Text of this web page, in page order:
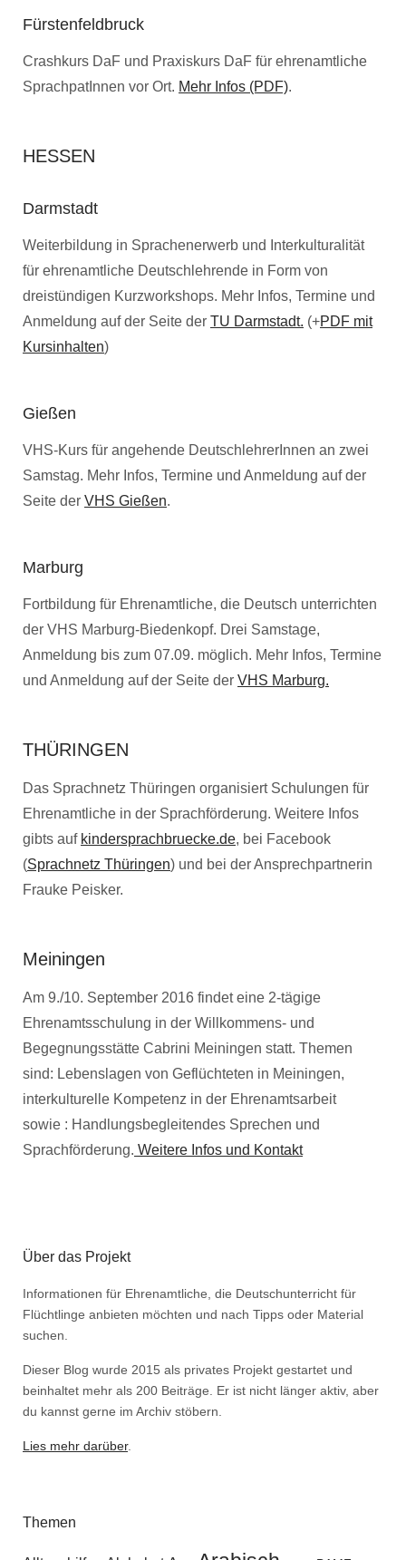
Fürstenfeldbruck
Crashkurs DaF und Praxiskurs DaF für ehrenamtliche
SprachpatInnen vor Ort. Mehr Infos (PDF).
HESSEN
Darmstadt
Weiterbildung in Sprachenerwerb und Interkulturalität
für ehrenamtliche Deutschlehrende in Form von
dreistündigen Kurzworkshops. Mehr Infos, Termine und
Anmeldung auf der Seite der TU Darmstadt. (+PDF mit
Kursinhalten)
Gießen
VHS-Kurs für angehende DeutschlehrerInnen an zwei
Samstag. Mehr Infos, Termine und Anmeldung auf der
Seite der VHS Gießen.
Marburg
Fortbildung für Ehrenamtliche, die Deutsch unterrichten
der VHS Marburg-Biedenkopf. Drei Samstage,
Anmeldung bis zum 07.09. möglich. Mehr Infos, Termine
und Anmeldung auf der Seite der VHS Marburg.
THÜRINGEN
Das Sprachnetz Thüringen organisiert Schulungen für
Ehrenamtliche in der Sprachförderung. Weitere Infos
gibts auf kindersprachbruecke.de, bei Facebook
(Sprachnetz Thüringen) und bei der Ansprechpartnerin
Frauke Peisker.
Meiningen
Am 9./10. September 2016 findet eine 2-tägige
Ehrenamtsschulung in der Willkommens- und
Begegnungsstätte Cabrini Meiningen statt. Themen
sind: Lebenslagen von Geflüchteten in Meiningen,
interkulturelle Kompetenz in der Ehrenamtsarbeit
sowie : Handlungsbegleitendes Sprechen und
Sprachförderung. Weitere Infos und Kontakt
Über das Projekt
Informationen für Ehrenamtliche, die Deutschunterricht für
Flüchtlinge anbieten möchten und nach Tipps oder Material
suchen.
Dieser Blog wurde 2015 als privates Projekt gestartet und
beinhaltet mehr als 200 Beiträge. Er ist nicht länger aktiv, aber
du kannst gerne im Archiv stöbern.
Lies mehr darüber.
Themen